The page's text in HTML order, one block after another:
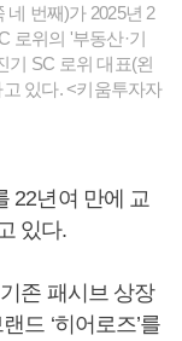
번째)가 2025년 2
로위의 '부동산·기
기 SC 로위 대표(왼
있다. <키움투자자
22년여 만에 교
있다.
존 패시브 상장
드 ‘히어로즈’를